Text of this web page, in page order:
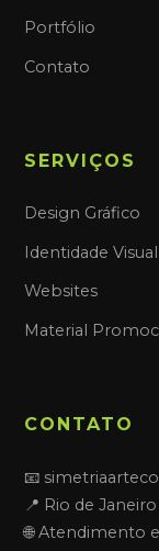
Portfólio
Contato
SERVIÇOS
Design Gráfico
Identidade Visual
Websites
Material
CONTATO
📧
📍 Rio de Janeiro
🌐 Atendimento